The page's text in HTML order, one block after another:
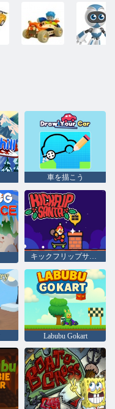
車を描こう
キックフリップサンタ
Labubu Gokart